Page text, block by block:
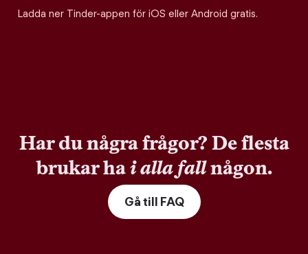
Ladda ner Tinder-appen för iOS eller Android gratis.
Har du några frågor? De flesta
brukar hai alla fallnågon.
Gå till FAQ